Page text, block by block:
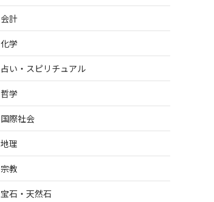
会計
化学
占い・スピリチュアル
哲学
国際社会
地理
宗教
宝石・天然石